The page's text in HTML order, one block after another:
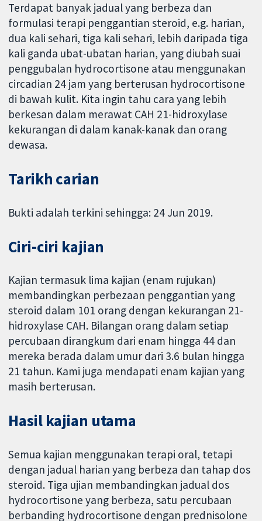
Terdapat banyak jadual yang berbeza dan
formulasi terapi penggantian steroid, e.g. harian,
dua kali sehari, tiga kali sehari, lebih daripada tiga
kali ganda ubat-ubatan harian, yang diubah suai
penggubalan hydrocortisone atau menggunakan
circadian 24 jam yang berterusan hydrocortisone
di bawah kulit. Kita ingin tahu cara yang lebih
berkesan dalam merawat CAH 21-hidroxylase
kekurangan di dalam kanak-kanak dan orang
dewasa.
Tarikh carian
Bukti adalah terkini sehingga: 24 Jun 2019.
Ciri-ciri kajian
Kajian termasuk lima kajian (enam rujukan)
membandingkan perbezaan penggantian yang
steroid dalam 101 orang dengan kekurangan 21-
hidroxylase CAH. Bilangan orang dalam setiap
percubaan dirangkum dari enam hingga 44 dan
mereka berada dalam umur dari 3.6 bulan hingga
21 tahun. Kami juga mendapati enam kajian yang
masih berterusan.
Hasil kajian utama
Semua kajian menggunakan terapi oral, tetapi
dengan jadual harian yang berbeza dan tahap dos
steroid. Tiga ujian membandingkan jadual dos
hydrocortisone yang berbeza, satu percubaan
berbanding hydrocortisone dengan prednisolone